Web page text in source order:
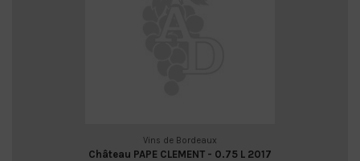
Vins de Bordeaux
Château PAPE CLEMENT - 0.75 L 2017